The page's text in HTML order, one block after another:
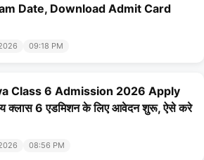
Date, Download Admit Card
09:18 PM
Class 6 Admission 2026 Apply
क्लास 6 एडमिशन के लिए आवेदन शुरू, ऐसे करे
08:56 PM